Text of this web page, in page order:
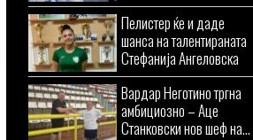
Пелистер ќе и даде
шанса на талентираната
Стефанија Ангеловска
Вардар Неготино тргна
амбициозно – Аце
Станковски нов шеф на...